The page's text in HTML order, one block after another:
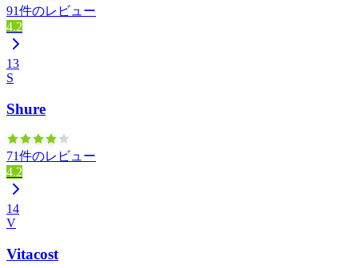
91件のレビュー
4.2
13
S
Shure
71件のレビュー
4.2
14
V
Vitacost